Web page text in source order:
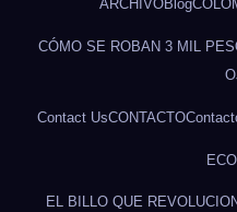
ARCHIVOBlog
CÓMO SE ROBAN 3 MIL
Contact UsCONTACTO
EL BILLO QUE